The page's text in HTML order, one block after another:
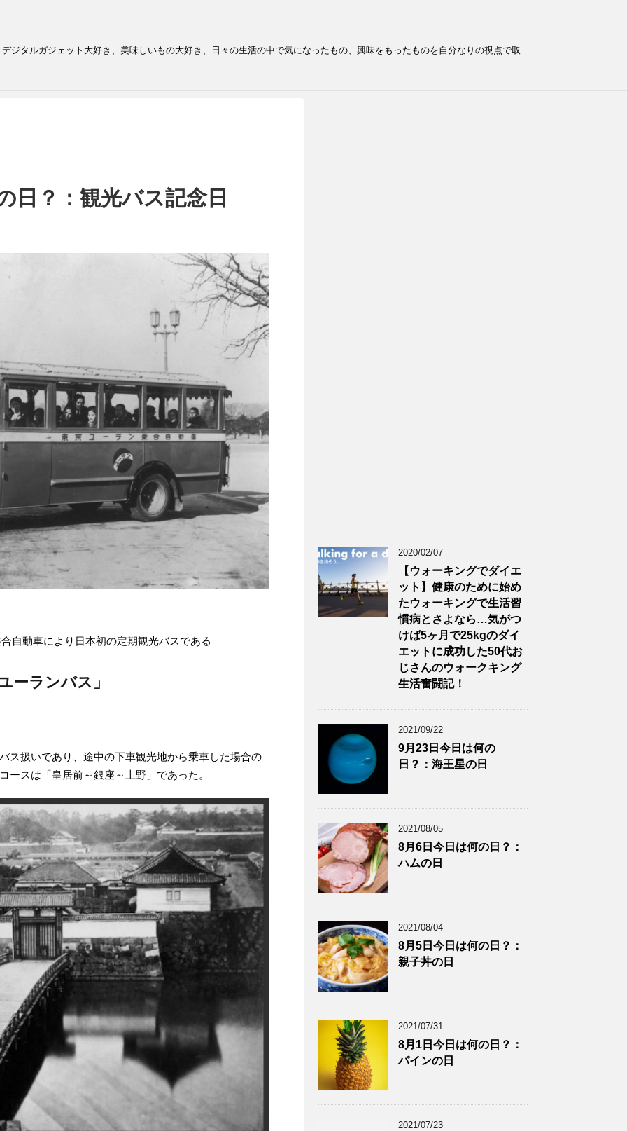
ジタルガジェット大好き、美味しいもの大好き、日々の生活の中で気になったもの、興味をもったものを自分なりの視点で取
日？：観光バス記念日
自動車により日本初の定期観光バスである
ーランバス」
ス扱いであり、途中の下車観光地から乗車した場合の
ースは「皇居前～銀座～上野」であった。
2020/02/07
【ウォーキングでダイエ
ット】健康のために始め
たウォーキングで生活習
慣病とさよなら…気がつ
けば5ヶ月で25kgのダイ
エットに成功した50代お
じさんのウォークキング
生活奮闘記！
2021/09/22
9月23日今日は何の
日？：海王星の日
2021/08/05
8月6日今日は何の日？：
ハムの日
2021/08/04
8月5日今日は何の日？：
親子丼の日
2021/07/31
8月1日今日は何の日？：
パインの日
2021/07/23